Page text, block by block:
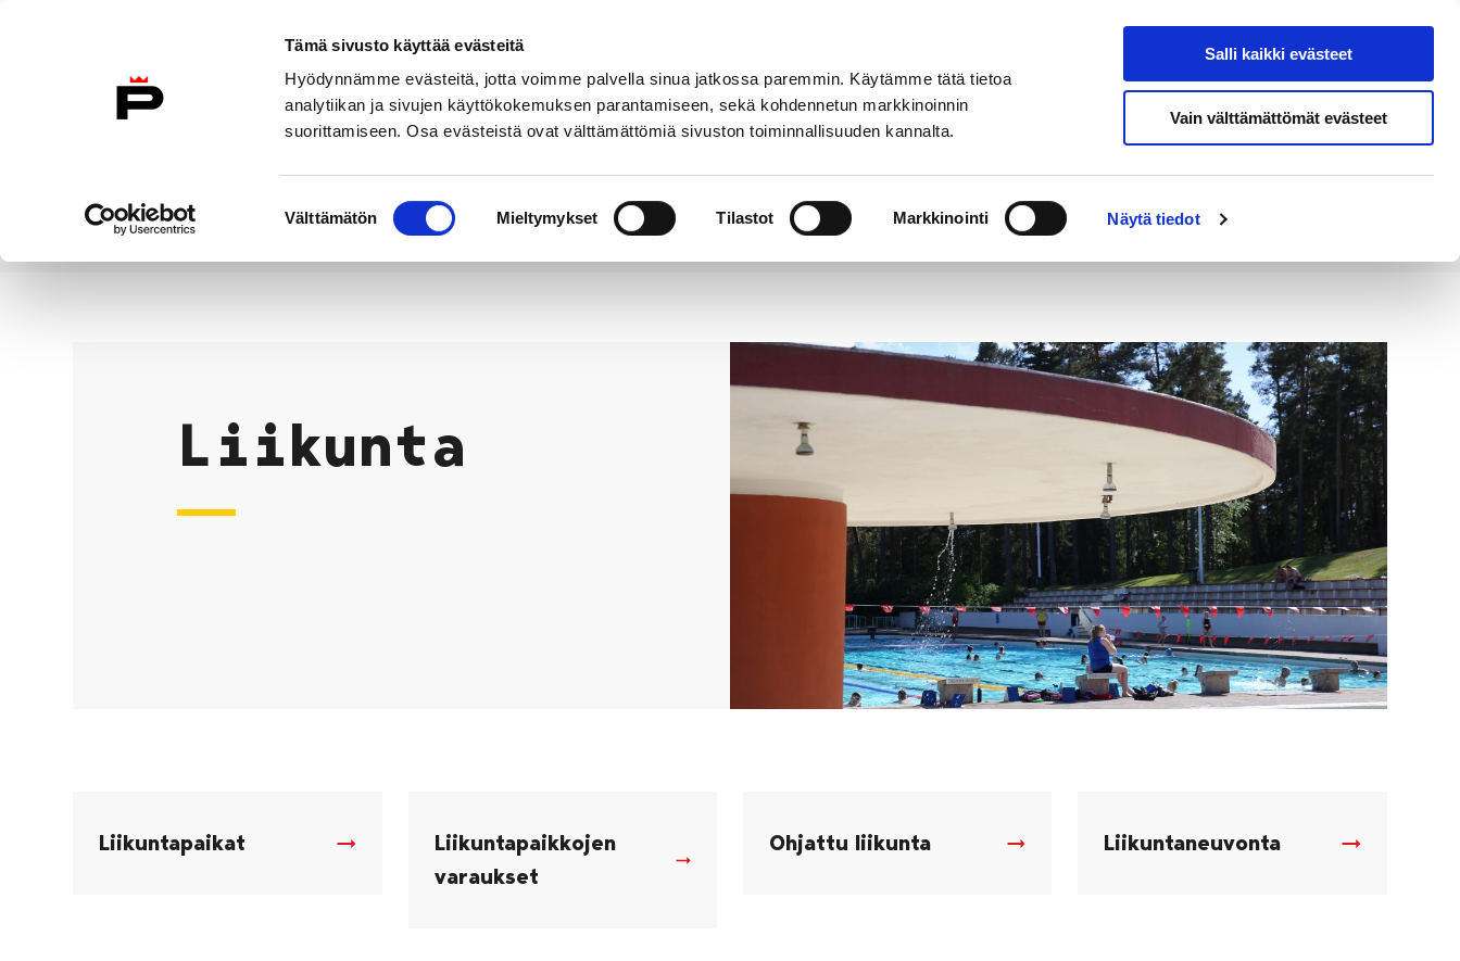
Tämä sivusto käyttää evästeitä
Hyödynnämme evästeitä, jotta voimme palvella sinua jatkossa paremmin. Käytämme tätä tietoa
analytiikan ja sivujen käyttökokemuksen parantamiseen, sekä kohdennetun markkinoinnin
suorittamiseen. Osa evästeistä ovat välttämättömiä sivuston toiminnallisuuden kannalta.
valinta
Välttämätön Mieltymykset Tilastot Markkinointi Näytä tiedot
Salli kaikki evästeet
Vain välttämättömät evästeet
Etusivulle
Hae sivustolta
Etusivu
Liikunta
Liikuntapaikat
Liikuntapaikkojen
varaukset
Ohjattu liikunta Liikuntaneuvonta